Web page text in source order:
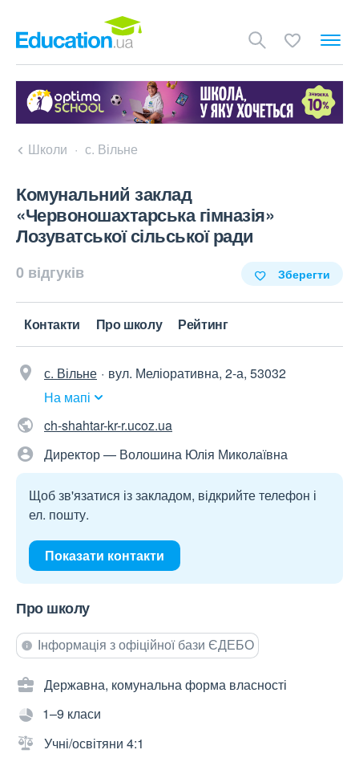
Школи с. Вільне
Комунальний заклад
«Червоношахтарська гімназія»
Лозуватської сільської ради
0 відгуків Зберегти
Контакти Про школу Рейтинг
с. Вільне
вул. Меліоративна, 2-а, 53032
На мапі
ch-shahtar-kr-r.ucoz.ua
Директор — Волошина Юлія Миколаївна
Щоб зв'язатися із закладом, відкрийте телефон і
ел. пошту.
Показати контакти
Про школу
Інформація з офіційної бази ЄДЕБО
Державна, комунальна форма власності
1–9 класи
Учні/освітяни 4:1